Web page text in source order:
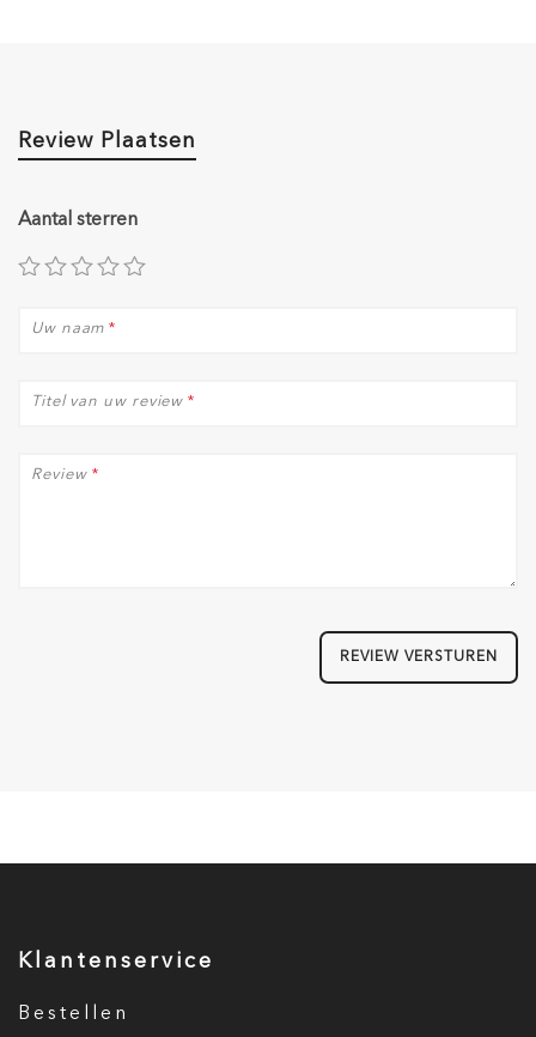
Review Plaatsen
Aantal sterren
*
Uw naam
*
Titel van uw review
*
Review
REVIEW VERSTUREN
Klantenservice
Bestellen